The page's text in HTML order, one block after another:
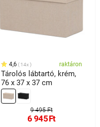
4,6 14x raktáron
Tárolós lábtartó, krém,
76 x 37 x 37 cm
9 495 Ft
6 945Ft